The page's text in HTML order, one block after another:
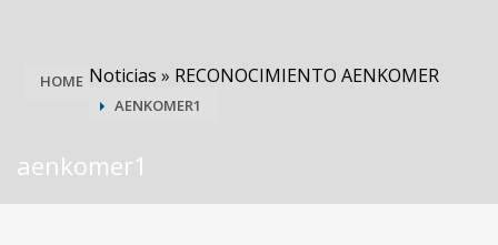
HOME Noticias » RECONOCIMIENTO AENKOMER
AENKOMER1
aenkomer1